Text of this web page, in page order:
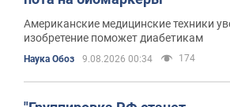
Американские медицинские техники
изобретение поможет диабетикам
Наука Обоз 9.08.2026 00:34 174